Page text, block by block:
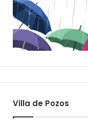
Villa de Pozos